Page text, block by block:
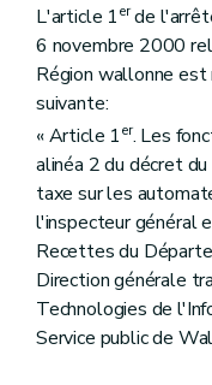
L'article 1erde
6 novembre 2000
Région wallonne
suivante:
« Article 1er. Les
alinéa 2 du décret
taxe sur les
l'inspecteur général
Recettes du
Direction générale
Technologies de
Service public de